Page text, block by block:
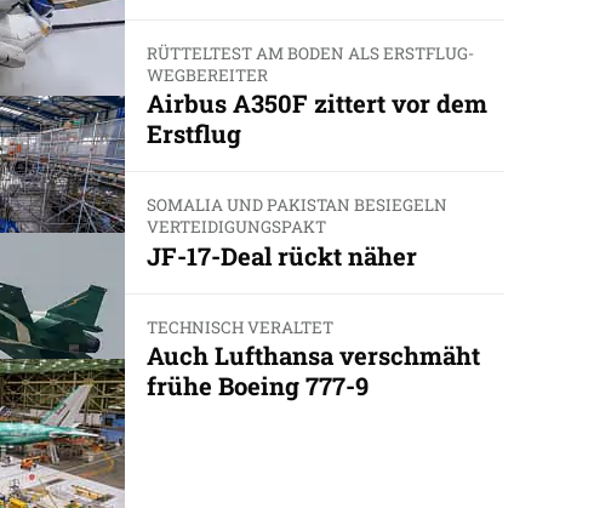
RÜTTELTEST AM BODEN ALS ERSTFLUG-
WEGBEREITER
Airbus A350F zittert vor dem
Erstflug
SOMALIA UND PAKISTAN BESIEGELN
VERTEIDIGUNGSPAKT
JF-17-Deal rückt näher
TECHNISCH VERALTET
Auch Lufthansa verschmäht
frühe Boeing 777-9